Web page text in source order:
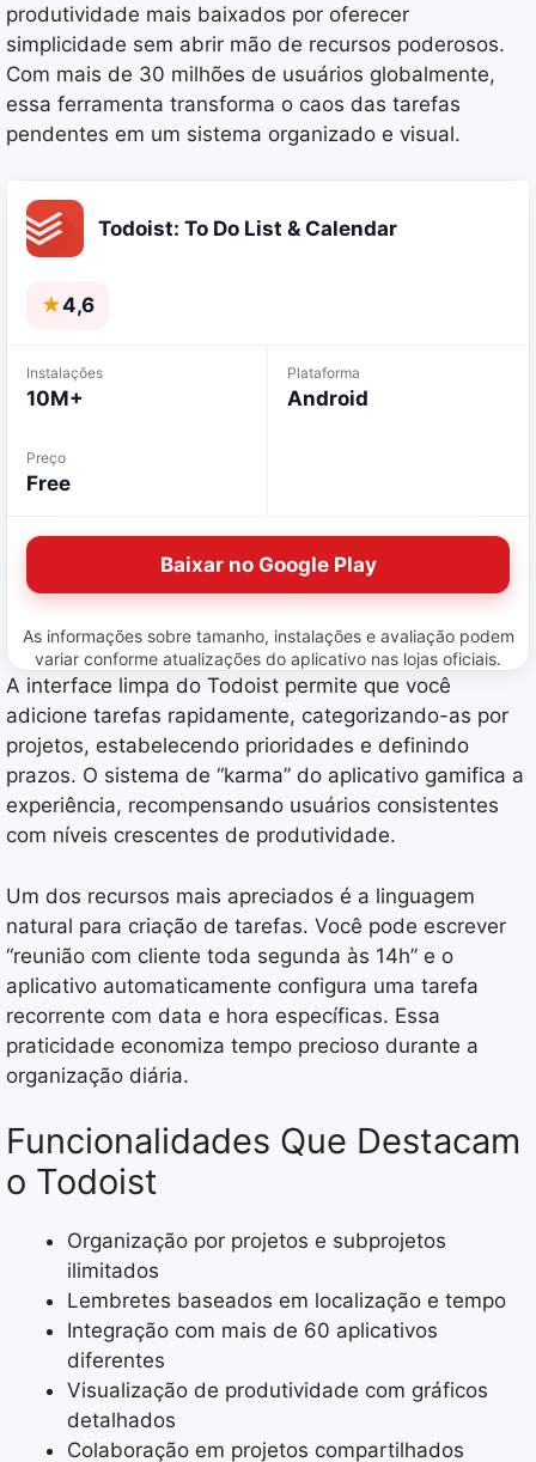
produtividade mais baixados por oferecer
simplicidade sem abrir mão de recursos poderosos.
Com mais de 30 milhões de usuários globalmente,
essa ferramenta transforma o caos das tarefas
pendentes em um sistema organizado e visual.
Todoist: To Do List & Calendar
★4,6
Instalações
10M+
Plataforma
Android
Preço
Free
Baixar no Google Play
As informações sobre tamanho, instalações e avaliação podem
variar conforme atualizações do aplicativo nas lojas oficiais.
A interface limpa do Todoist permite que você
adicione tarefas rapidamente, categorizando-as por
projetos, estabelecendo prioridades e definindo
prazos. O sistema de “karma” do aplicativo gamifica a
experiência, recompensando usuários consistentes
com níveis crescentes de produtividade.
Um dos recursos mais apreciados é a linguagem
natural para criação de tarefas. Você pode escrever
“reunião com cliente toda segunda às 14h” e o
aplicativo automaticamente configura uma tarefa
recorrente com data e hora específicas. Essa
praticidade economiza tempo precioso durante a
organização diária.
Funcionalidades Que Destacam
o Todoist
Organização por projetos e subprojetos
ilimitados
Lembretes baseados em localização e tempo
Integração com mais de 60 aplicativos
diferentes
Visualização de produtividade com gráficos
detalhados
Colaboração em projetos compartilhados